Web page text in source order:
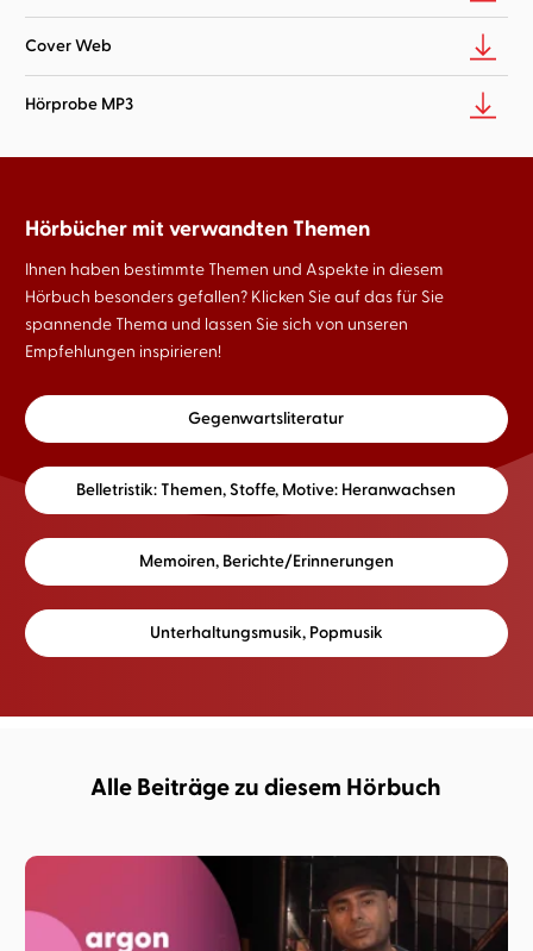
Cover Web
Hörprobe MP3
Hörbücher mit verwandten Themen
Ihnen haben bestimmte Themen und Aspekte in diesem
Hörbuch besonders gefallen? Klicken Sie auf das für Sie
spannende Thema und lassen Sie sich von unseren
Empfehlungen inspirieren!
Gegenwartsliteratur
Belletristik: Themen, Stoffe, Motive: Heranwachsen
Memoiren, Berichte/Erinnerungen
Unterhaltungsmusik, Popmusik
Alle Beiträge zu diesem Hörbuch